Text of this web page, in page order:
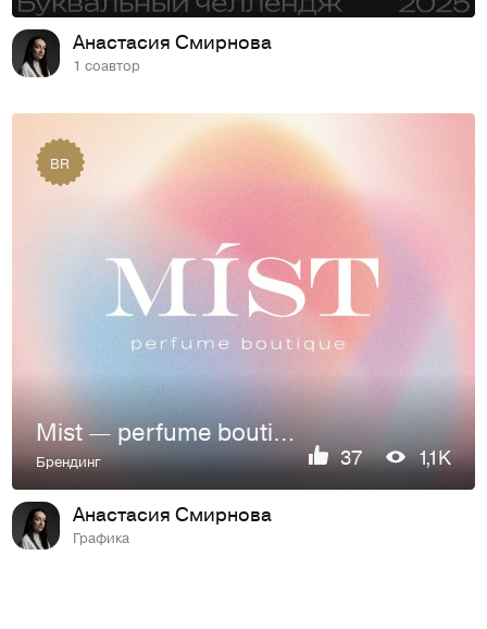
Анастасия Смирнова
1 соавтор
BR
Mist — perfume boutique
Брендинг 37 1,1K
Анастасия Смирнова
Графика